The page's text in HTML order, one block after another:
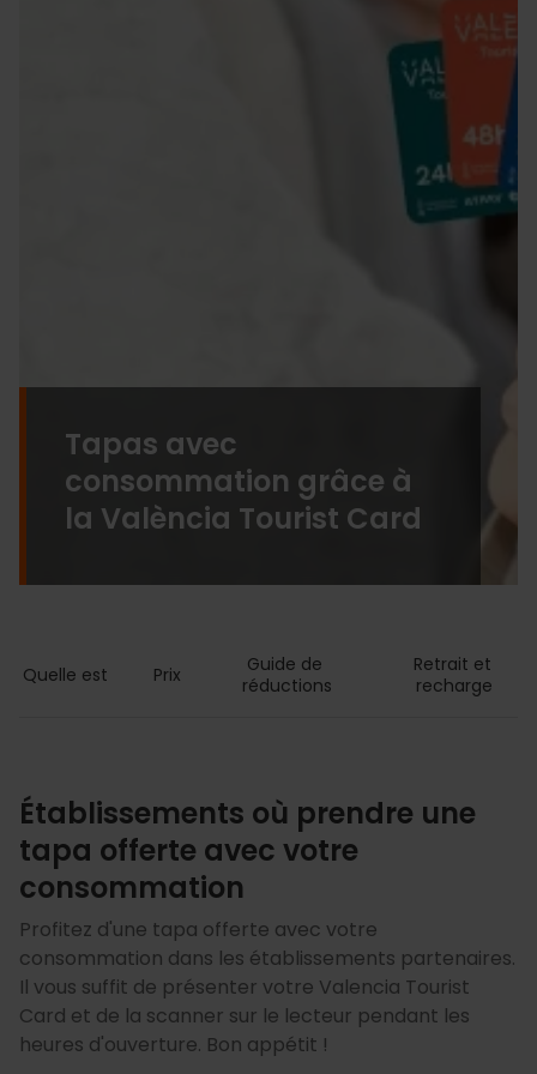
Tapas avec
consommation grâce à
la València Tourist Card
Quelle est Prix
Guide de
réductions
Retrait et
recharge
Établissements où prendre une
tapa offerte avec votre
consommation
Profitez d'une tapa offerte avec votre
consommation dans les établissements partenaires.
Il vous suffit de présenter votre Valencia Tourist
Card et de la scanner sur le lecteur pendant les
heures d'ouverture. Bon appétit !